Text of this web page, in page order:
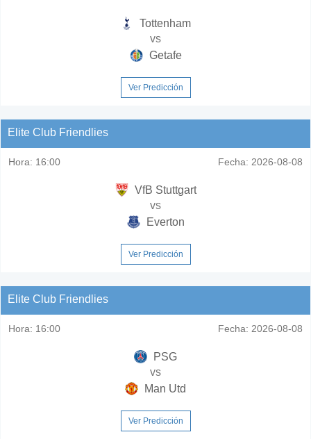
Tottenham
vs
Getafe
Ver Predicción
Elite Club Friendlies
Hora: 16:00 Fecha: 2026-08-08
VfB Stuttgart
vs
Everton
Ver Predicción
Elite Club Friendlies
Hora: 16:00 Fecha: 2026-08-08
PSG
vs
Man Utd
Ver Predicción